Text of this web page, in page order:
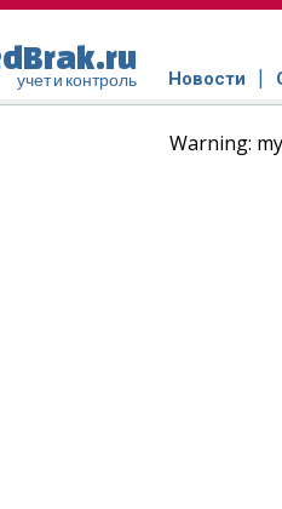
учет и контроль Новости
Warning: